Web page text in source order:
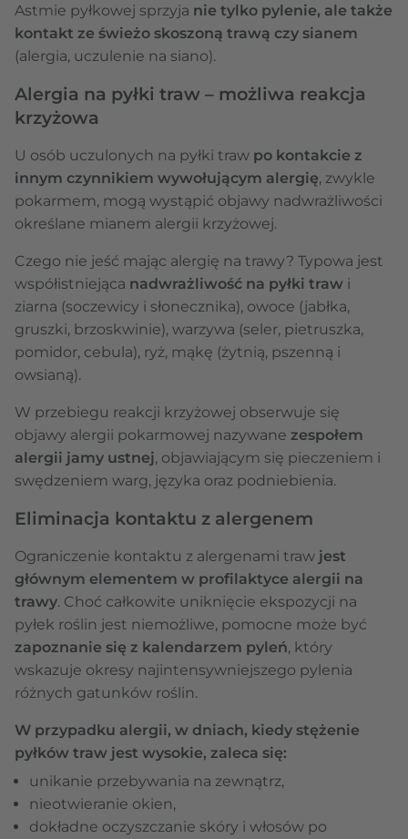
Astmie pyłkowej sprzyja nie tylko pylenie, ale także
kontakt ze świeżo skoszoną trawą czy sianem
(alergia, uczulenie na siano).
Alergia na pyłki traw – możliwa reakcja
krzyżowa
U osób uczulonych na pyłki traw po kontakcie z
innym czynnikiem wywołującym alergię, zwykle
pokarmem, mogą wystąpić objawy nadwrażliwości
określane mianem alergii krzyżowej.
Czego nie jeść mając alergię na trawy? Typowa jest
współistniejąca nadwrażliwość na pyłki traw i
ziarna (soczewicy i słonecznika), owoce (jabłka,
gruszki, brzoskwinie), warzywa (seler, pietruszka,
pomidor, cebula), ryż, mąkę (żytnią, pszenną i
owsianą).
W przebiegu reakcji krzyżowej obserwuje się
objawy alergii pokarmowej nazywane zespołem
alergii jamy ustnej, objawiającym się pieczeniem i
swędzeniem warg, języka oraz podniebienia.
Eliminacja kontaktu z alergenem
Ograniczenie kontaktu z alergenami traw jest
głównym elementem w profilaktyce alergii na
trawy. Choć całkowite uniknięcie ekspozycji na
pyłek roślin jest niemożliwe, pomocne może być
zapoznanie się z kalendarzem pyleń, który
wskazuje okresy najintensywniejszego pylenia
różnych gatunków roślin.
W przypadku alergii, w dniach, kiedy stężenie
pyłków traw jest wysokie, zaleca się:
unikanie przebywania na zewnątrz,
nieotwieranie okien,
dokładne oczyszczanie skóry i włosów po